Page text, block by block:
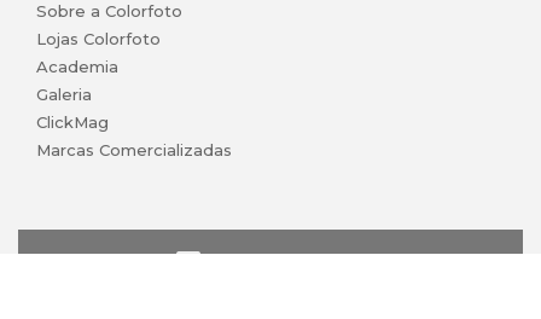
Sobre a Colorfoto
Lojas Colorfoto
Academia
Galeria
ClickMag
Marcas Comercializadas